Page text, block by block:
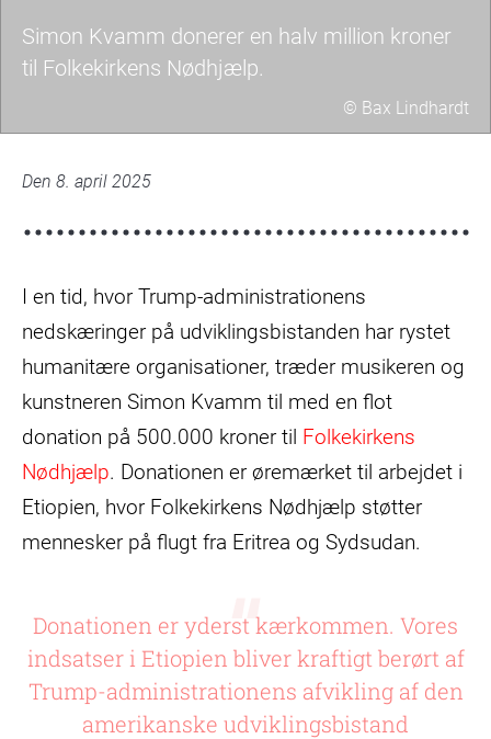
© Bax Lindhardt
Rabla
som
2023.
Simon Kvamm donerer en halv million kroner
til Folkekirkens Nødhjælp.
Den 8. april 2025
I en tid, hvor Trump-administrationens
nedskæringer på udviklingsbistanden har rystet
humanitære organisationer, træder musikeren og
kunstneren Simon Kvamm til med en flot
donation på 500.000 kroner til Folkekirkens
Nødhjælp. Donationen er øremærket til arbejdet i
Etiopien, hvor Folkekirkens Nødhjælp støtter
mennesker på flugt fra Eritrea og Sydsudan.
Donationen er yderst kærkommen. Vores
indsatser i Etiopien bliver kraftigt berørt af
Trump-administrationens afvikling af den
amerikanske udviklingsbistand